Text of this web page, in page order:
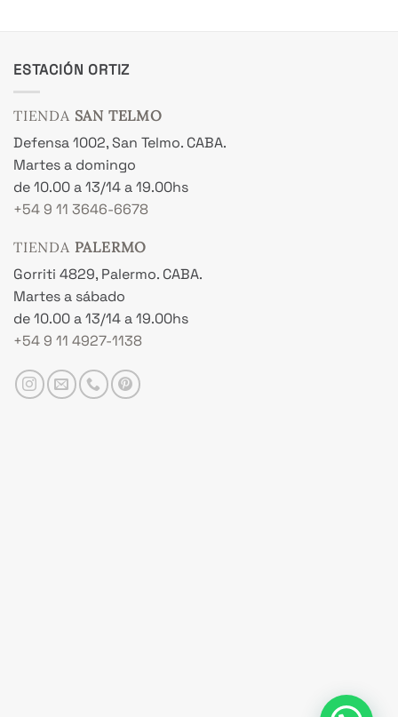
ESTACIÓN ORTIZ
TIENDA SAN TELMO
Defensa 1002, San Telmo. CABA.
Martes a domingo
de 10.00 a 13/14 a 19.00hs
+54 9 11 3646-6678
TIENDA PALERMO
Gorriti 4829, Palermo. CABA.
Martes a sábado
de 10.00 a 13/14 a 19.00hs
+54 9 11 4927-1138